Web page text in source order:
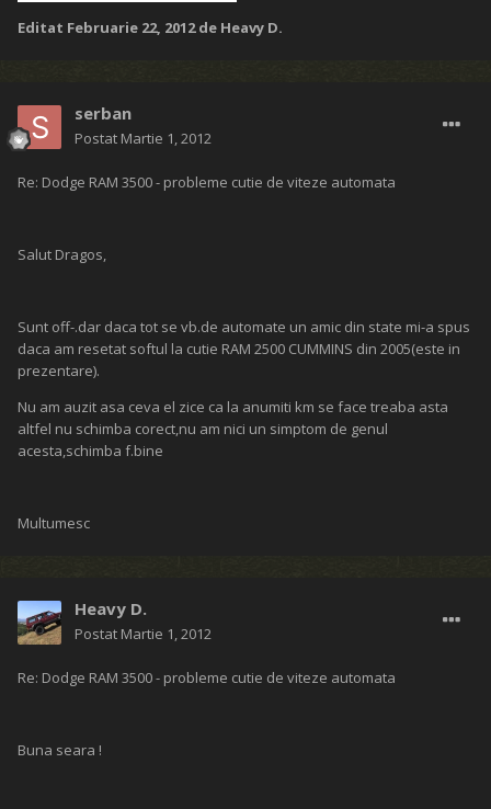
Editat Februarie 22, 2012de Heavy D.
serban
Postat Martie 1, 2012
Re: Dodge RAM 3500 - probleme cutie de viteze automata
Salut Dragos,
Sunt off-.dar daca tot se vb.de automate un amic din state mi-a spus
daca am resetat softul la cutie RAM 2500 CUMMINS din 2005(este in
prezentare).
Nu am auzit asa ceva el zice ca la anumiti km se face treaba asta
altfel nu schimba corect,nu am nici un simptom de genul
acesta,schimba f.bine
Multumesc
Heavy D.
Postat Martie 1, 2012
Re: Dodge RAM 3500 - probleme cutie de viteze automata
Buna seara !